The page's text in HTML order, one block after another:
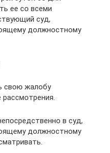
ее со всеми
суд,
должностному
свою жалобу
в суд,
должностному